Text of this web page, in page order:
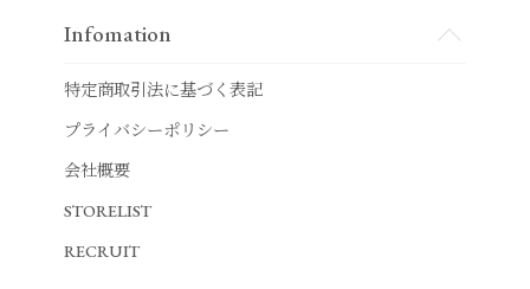
Infomation
特定商取引法に基づく表記
プライバシーポリシー
会社概要
STORELIST
RECRUIT